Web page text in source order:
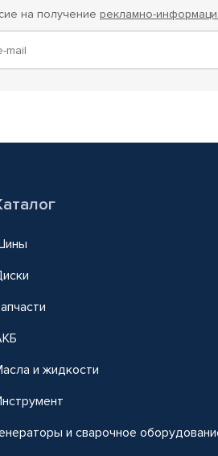
на получение рекламно-
и жидкости
и сварочное